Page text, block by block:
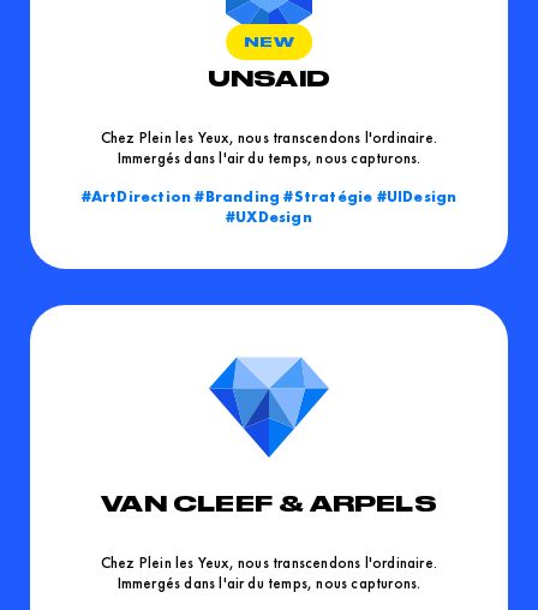
UNSAID
Chez Plein les Yeux, nous transcendons l'ordinaire.
Immergés dans l'air du temps, nous capturons.
ArtDirection
Branding Stratégie
UIDesign
UXDesign
VAN CLEEF & ARPELS
Chez Plein les Yeux, nous transcendons l'ordinaire.
Immergés dans l'air du temps, nous capturons.